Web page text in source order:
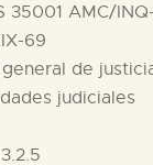
35001 AMC/
69
de
judiciales